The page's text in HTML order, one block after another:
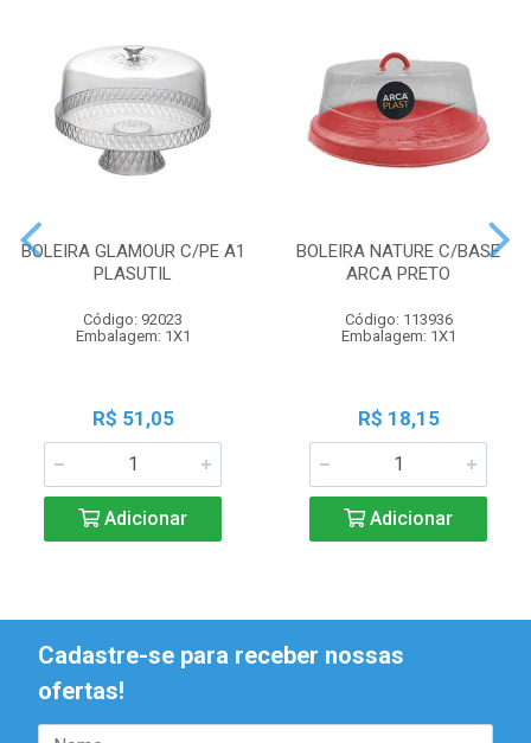
BOLEIRA GLAMOUR C/PE A1
PLASUTIL
Código: 92023
Embalagem: 1X1
R$ 51,05
Adicionar
BOLEIRA NATURE C/BASE
ARCA PRETO
Código: 113936
Embalagem: 1X1
R$ 18,15
Adicionar
Cadastre-se para receber nossas
ofertas!